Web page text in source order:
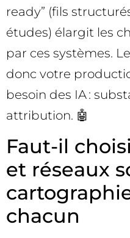
ready” (fils
études) élargit les
par ces systèmes.
donc votre
besoin des IA :
attribution. 🤖
Faut-il
et réseaux
chacun